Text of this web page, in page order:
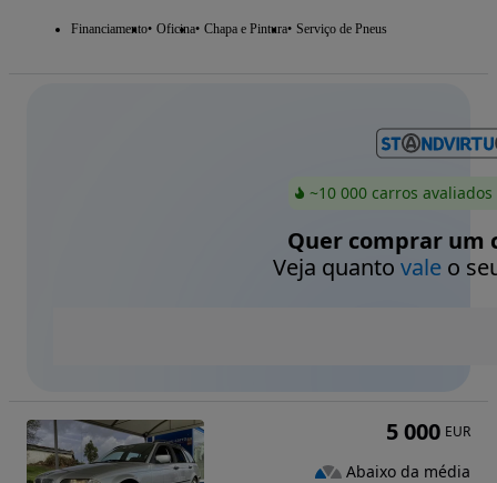
Financiamento Oficina Chapa e Pintura Serviço de Pneus
~10 000 carros
Quer comprar um
Veja quanto valeo
5 000 EUR
Abaixo da média